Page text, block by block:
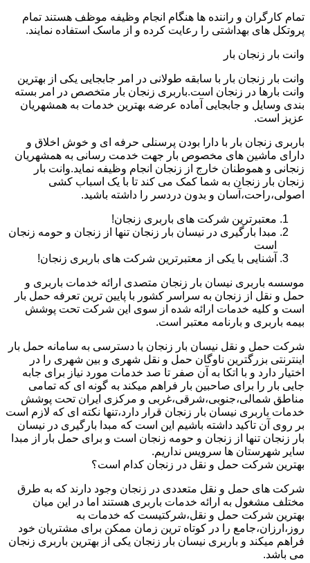
تمام کارگران و راننده ها هنگام انجام وظیفه موظف هستند تمام
پروتکل های بهداشتی را رعایت کرده و از ماسک استفاده نمایند.
وانت بار زنجان بار
وانت بار زنجان بار با سابقه طولانی در امر جابجایی یکی از بهترین
وانت بارها در زنجان است.باربری زنجان بار متخصص در امر بسته
بندی وسایل و جابجایی آماده عرضه بهترین خدمات به همشهریان
عزیز است.
باربری زنجان بار با دارا بودن پرسنلی حرفه ای و خوش اخلاق و
دارای ماشین های مخصوص بار جهت خدمت رسانی به همشهریان
زنجانی و هموطنان خارج از زنجان انجام وظیفه نماید.وانت بار
زنجان بار زنجان به شما کمک می کند تا با یک اسباب کشی
اصولی،راحت،آسان و بدون دردسر را داشته باشید.
معتبرترین شرکت های باربری زنجان!
مبدا بارگیری در نیسان بار زنجان تنها از زنجان و حومه زنجان
است
آشنایی با یکی از معتبرترین شرکت های باربری زنجان!
موسسه باربری نیسان بار زنجان متصدی ارائه خدمات باربری و
حمل و نقل از زنجان به سراسر کشور با پایین ترین تعرفه حمل بار
است و کلیه خدمات ارائه شده از سوی این شرکت تحت پوشش
بیمه باربری و بارنامه معتبر است.
شرکت حمل و نقل نیسان بار زنجان با دسترسی به سامانه حمل بار
اینترنتی بزرگترین ناوگان حمل و نقل شهری و بین شهری را در
اختیار دارد و با اتکا به آن صفر تا صد خدمات مورد نیاز برای جابه
جایی بار را برای صاحبین بار فراهم میکند به گونه ای که تمامی
مناطق شمالی،جنوبی،شرقی،غربی و مرکزی ایران تحت پوشش
خدمات باربری نیسان بار زنجان قرار دارد،تنها نکته ای که لازم است
بر روی آن تاکید داشته باشیم این است که مبدا بارگیری در نیسان
بار زنجان تنها از زنجان و حومه زنجان است و برای حمل بار از مبدا
سایر شهرستان ها سرویس نداریم.
بهترین شرکت حمل و نقل در زنجان کدام است؟
شرکت های حمل و نقل متعددی در زنجان وجود دارند که به طرق
مختلف مشغول به ارائه خدمات باربری هستند اما در این میان
بهترین شرکت حمل و نقل،شرکتیست که خدمات به
روز،ارزان،جامع را در کوتاه ترین زمان ممکن برای مشتریان خود
فراهم میکند و باربری نیسان بار زنجان یکی از بهترین باربری زنجان
می باشد.